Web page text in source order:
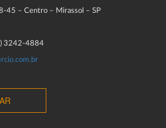
45 – Centro – Mirassol – SP
3242-4884